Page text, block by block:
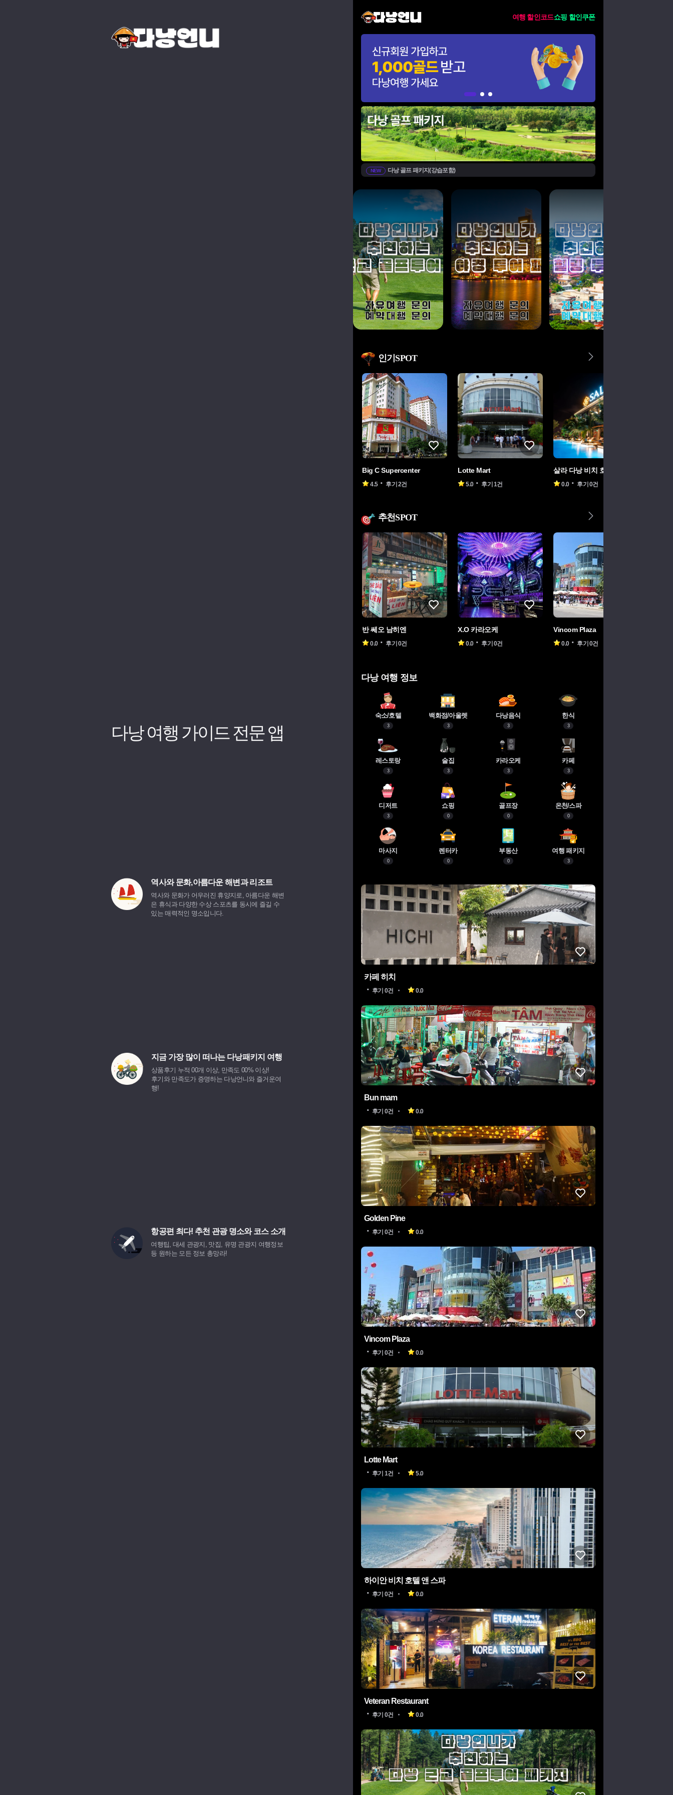
다낭 여행 가이드 전문 앱
역사와 문화,아름다운 해변과 리조트
역사와 문화가 어우러진 휴양지로, 아름다운 해변
은 휴식과 다양한 수상 스포츠를 동시에 즐길 수
있는 매력적인 명소입니다.
지금 가장 많이 떠나는 다낭패키지 여행
상품후기 누적 00개 이상, 만족도 00% 이상!
후기와 만족도가 증명하는 다낭언니와 즐거운여
행!
항공편 최다! 추천 관광 명소와 코스 소개
여행팁, 대세 관광지, 맛집, 유명 관광지 여행정보
등 원하는 모든 정보 총망라!
여행 할인코드쇼핑 할인쿠폰
NEW 다낭 골프 패키지(강습포함)
인기SPOT
Big C Supercenter
4.5 후기 2건
Lotte Mart
5.0 후기 1건
살라 다낭 비치 호텔
0.0 후기 0건
추천SPOT
반 쎄오 남히엔
0.0 후기 0건
X.O 카라오케
0.0 후기 0건
Vincom Plaza
0.0 후기 0건
다낭 여행 정보
숙소/호텔
3
백화점/아울렛
3
다낭음식
3
한식
3
레스토랑
3
술집
3
카라오케
3
카페
3
디저트
3
쇼핑
0
골프장
0
온천/스파
0
마사지
0
렌터카
0
부동산
0
여행 패키지
3
카페 히치
후기 0건 0.0
Bun mam
후기 0건 0.0
Golden Pine
후기 0건 0.0
Vincom Plaza
후기 0건 0.0
Lotte Mart
후기 1건 5.0
하이안 비치 호텔 앤 스파
후기 0건 0.0
Veteran Restaurant
후기 0건 0.0